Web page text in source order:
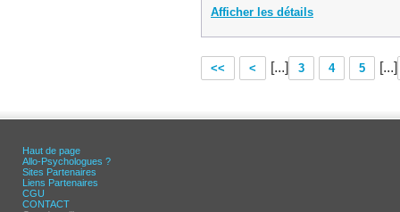
Afficher les détails
<< < [...] 3 4 5 [...]
Haut de page
Allo-Psychologues ?
Sites Partenaires
Liens Partenaires
CGU
CONTACT